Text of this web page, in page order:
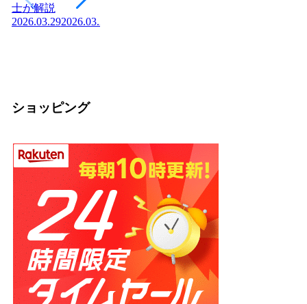
士が解説
2026.03.292026.03.29
ショッピング